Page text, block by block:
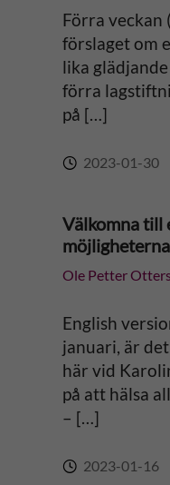
Förra veckan
förslaget om
lika
förra
på […]
2023-01-30
Välkomna till
Ole Petter
English
januari, är
här vid
på att hälsa
– […]
2023-01-16